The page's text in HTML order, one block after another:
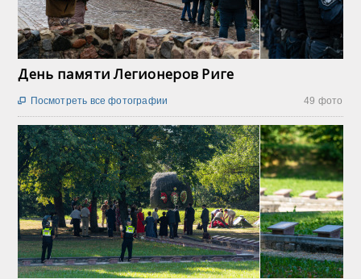
День памяти Легионеров Риге
49 фото
 Посмотреть все фотографии